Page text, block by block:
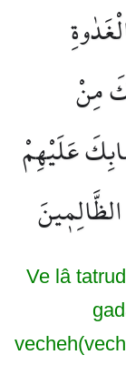
مِنْ
عَلَيْهِمْ
Ve lâ